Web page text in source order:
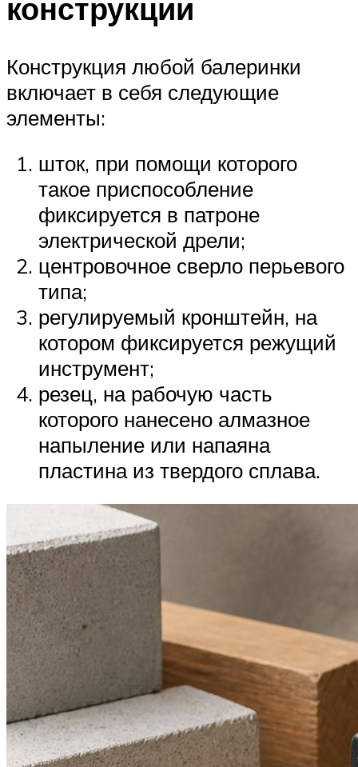
конструкции
Конструкция любой балеринки
включает в себя следующие
элементы:
шток, при помощи которого
такое приспособление
фиксируется в патроне
электрической дрели;
центровочное сверло перьевого
типа;
регулируемый кронштейн, на
котором фиксируется режущий
инструмент;
резец, на рабочую часть
которого нанесено алмазное
напыление или напаяна
пластина из твердого сплава.